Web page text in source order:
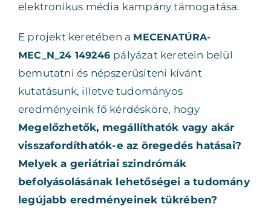
elektronikus média kampány támogatása.
E projekt keretében a MECENATÚRA-
MEC_N_24 149246 pályázat keretein belül
bemutatni és népszerűsíteni kívánt
kutatásunk, illetve tudományos
eredményeink fő kérdésköre, hogy
Megelőzhetők, megállíthatók vagy akár
visszafordíthatók-e az öregedés hatásai?
Melyek a geriátriai szindrómák
befolyásolásának lehetőségei a tudomány
legújabb eredményeinek tükrében?